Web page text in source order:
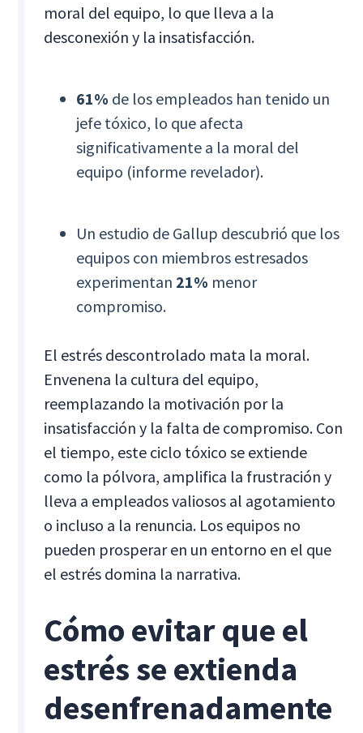
moral del equipo, lo que lleva a la
desconexión y la insatisfacción.
61% de los empleados han tenido un
jefe tóxico, lo que afecta
significativamente a la moral del
equipo (informe revelador).
Un estudio de Gallup descubrió que los
equipos con miembros estresados
experimentan 21% menor
compromiso.
El estrés descontrolado mata la moral.
Envenena la cultura del equipo,
reemplazando la motivación por la
insatisfacción y la falta de compromiso. Con
el tiempo, este ciclo tóxico se extiende
como la pólvora, amplifica la frustración y
lleva a empleados valiosos al agotamiento
o incluso a la renuncia. Los equipos no
pueden prosperar en un entorno en el que
el estrés domina la narrativa.
Cómo evitar que el
estrés se extienda
desenfrenadamente